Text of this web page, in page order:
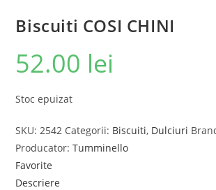
Biscuiti COSI CHINI
52.00 lei
Stoc epuizat
SKU: 2542 Categorii: Biscuiti, Dulciuri
Producator:Tumminello
Favorite
Descriere